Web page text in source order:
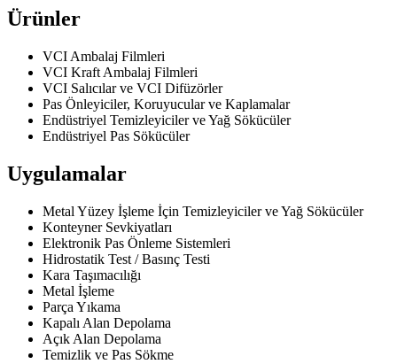
Ürünler
VCI Ambalaj Filmleri
VCI Kraft Ambalaj Filmleri
VCI Salıcılar ve VCI Difüzörler
Pas Önleyiciler, Koruyucular ve Kaplamalar
Endüstriyel Temizleyiciler ve Yağ Sökücüler
Endüstriyel Pas Sökücüler
Uygulamalar
Metal Yüzey İşleme İçin Temizleyiciler ve Yağ Sökücüler
Konteyner Sevkiyatları
Elektronik Pas Önleme Sistemleri
Hidrostatik Test / Basınç Testi
Kara Taşımacılığı
Metal İşleme
Parça Yıkama
Kapalı Alan Depolama
Açık Alan Depolama
Temizlik ve Pas Sökme